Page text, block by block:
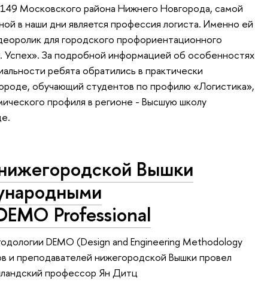
Московского района Нижнего Новгорода, самой
в наши дни является профессия логиста. Именно ей
для городского профориентационного
Успех». За подробной информацией об особенностях
ребята обратились в практически
обучающий студентов по профилю «Логистика»,
профиля в регионе - Высшую школу
Вышки
Professional
DEMO (Design and Engineering Methodology
и преподавателей нижегородской Вышки провел
профессор Ян Дитц